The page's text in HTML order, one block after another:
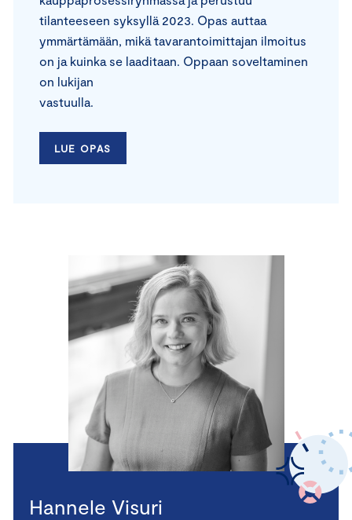
tilanteeseen syksyllä 2023. Opas auttaa
ymmärtämään, mikä tavarantoimittajan ilmoitus
on ja kuinka se laaditaan. Oppaan soveltaminen
on lukijan
vastuulla.
LUE OPAS
Hannele Visuri